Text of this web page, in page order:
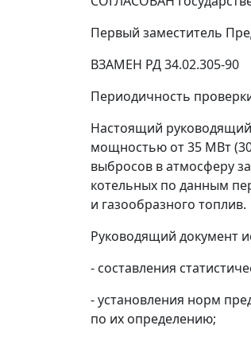
Первый заместитель
ВЗАМЕН РД 34.02.305-90
Периодичность
Настоящий
мощностью от 35 МВт (30
выбросов в атмосферу
котельных по данным
и газообразного топлив.
Руководящий документ
- составления
- установления норм
по их определению;